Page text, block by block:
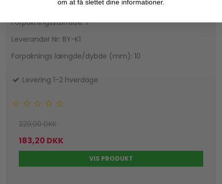
Oprindelsesland: CH
Forpakningsstørrelse: 1
Leverandør Nr: BY-K1
Forpaknings længde/dybde (mm): 10
Levering 1-2 hverdage
229,00 DKK
183,20 DKK
VIS PRODUKT
om at få slettet dine informationer.